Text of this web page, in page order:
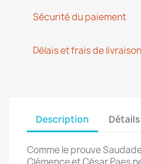
Sécurité du paiement
Délais et frais de livraison
Description
Comme le prouve